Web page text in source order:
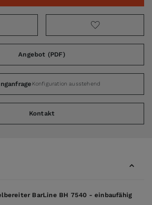
Angebot (PDF)
Konfiguration ausstehend
Kontakt
BarLine BH 7540 - einbaufähig